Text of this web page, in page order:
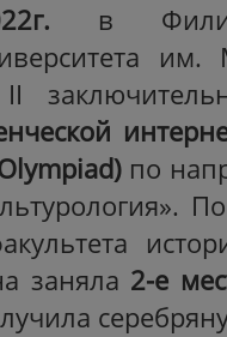
в
) по
заняла 2-е